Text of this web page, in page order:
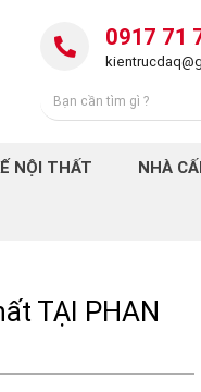
0917 71
NỘI THẤT NHÀ
TẠI PHAN